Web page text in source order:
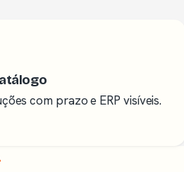
com prazo e ERP visíveis.